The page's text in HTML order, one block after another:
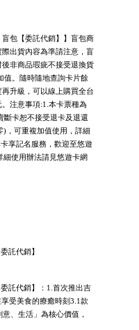
盲包【委託代銷】】盲包商
出貨內容為準請注意，盲
非商品瑕疵不接受退換貨
值。隨時隨地查詢卡片餘
升級，可以線上購買全台
注意事項:1.本卡票種為
斷卡恕不接受退卡及退還
)，可重複加值使用，詳細
享記名服務，歡迎至悠遊
細使用辦法請見悠遊卡網
託代銷】
託代銷】：1.首次推出吉
受美食的療癒時刻3.1款
、生活」為核心價值，